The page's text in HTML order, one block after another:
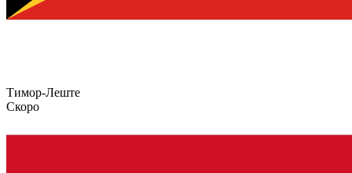
Тимор-Леште
Скоро